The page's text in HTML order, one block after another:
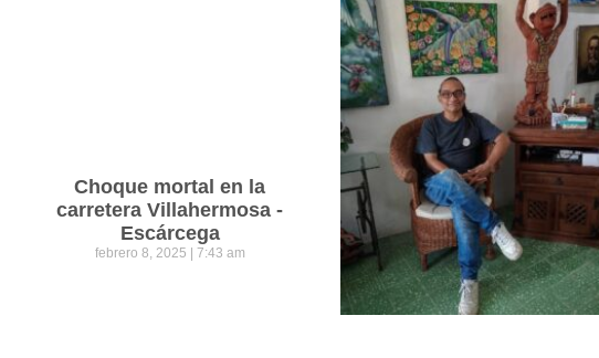
Choque mortal en la
carretera Villahermosa -
Escárcega
febrero 8, 2025 7:43 am